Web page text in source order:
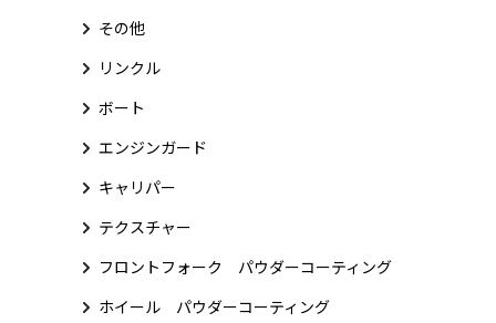
その他
リンクル
ボート
エンジンガード
キャリパー
テクスチャー
フロントフォーク パウダーコーティング
ホイール パウダーコーティング